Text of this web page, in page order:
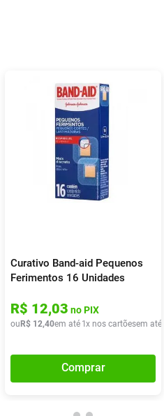
x deR$ 41,90
Curativo Band-aid Pequenos
Ferimentos 16 Unidades
R$ 12,03 no PIX
ou R$ 12,40em até 1x nos cartõesem até
Comprar